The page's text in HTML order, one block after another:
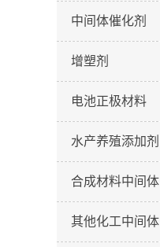
中间体催化剂
增塑剂
电池正极材料
水产养殖添加剂
合成材料中间体
其他化工中间体